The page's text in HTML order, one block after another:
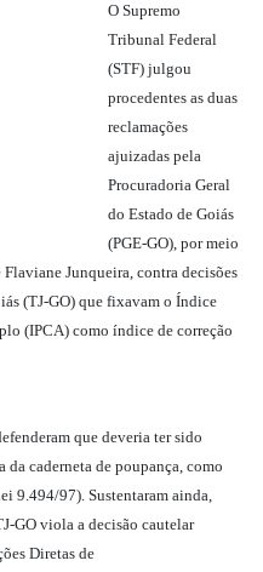
O Supremo
Tribunal Federal
(STF) julgou
procedentes as duas
reclamações
ajuizadas pela
Procuradoria Geral
do Estado de Goiás
(PGE-GO), por meio
Junqueira, contra decisões
(TJ-GO) que fixavam o Índice
(IPCA) como índice de correção
que deveria ter sido
da caderneta de poupança, como
9.494/97). Sustentaram ainda,
GO viola a decisão cautelar
Diretas de